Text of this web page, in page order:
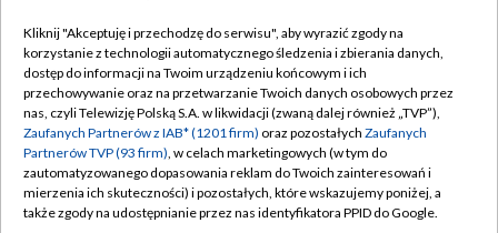
TVP
Abonament TVP
Emisja w TVP
Centrum informacji TVP
Naziemna Telewizja Cyfrowa
Regulamin TVP
Polityka prywatności
Moje zgody
Pomoc
Kliknij "Akceptuję i przechodzę do serwisu", aby wyrazić zgody na
korzystanie z technologii automatycznego śledzenia i zbierania danych,
dostęp do informacji na Twoim urządzeniu końcowym i ich
przechowywanie oraz na przetwarzanie Twoich danych osobowych przez
nas, czyli Telewizję Polską S.A. w likwidacji (zwaną dalej również „TVP”),
Zaufanych Partnerów z IAB* (1201 firm) oraz pozostałych Zaufanych
Partnerów TVP (93 firm), w celach marketingowych (w tym do
zautomatyzowanego dopasowania reklam do Twoich zainteresowań i
mierzenia ich skuteczności) i pozostałych, które wskazujemy poniżej, a
także zgody na udostępnianie przez nas identyfikatora PPID do Google.